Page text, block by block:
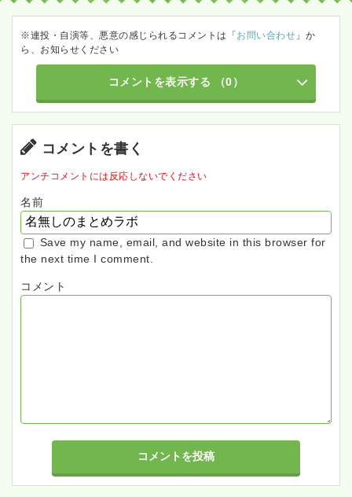
※連投・自演等、悪意の感じられるコメントは「 お問い合わせ 」か
ら、お知らせください
コメントを表示する （0）
コメントを書く
アンチコメントには反応しないでください
名前
Save my name, email, and website in this browser for
the next time I comment.
コメント